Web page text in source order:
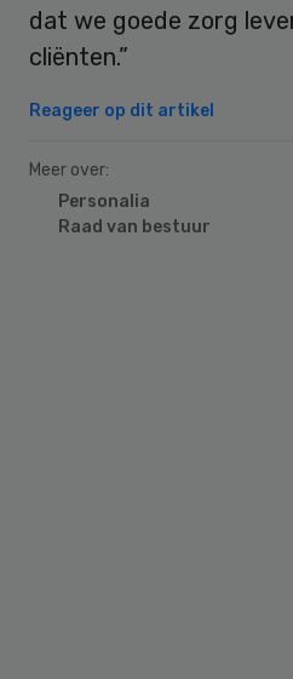
dat we goede zorg
cliënten.”
Reageer op dit artikel
Meer over:
Personalia
Raad van bestuur